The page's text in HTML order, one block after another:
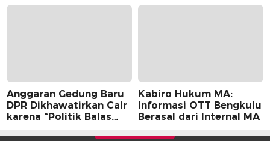
Anggaran Gedung Baru
DPR Dikhawatirkan Cair
karena “Politik Balas
Kabiro Hukum MA:
Informasi OTT Bengkulu
Berasal dari Internal MA